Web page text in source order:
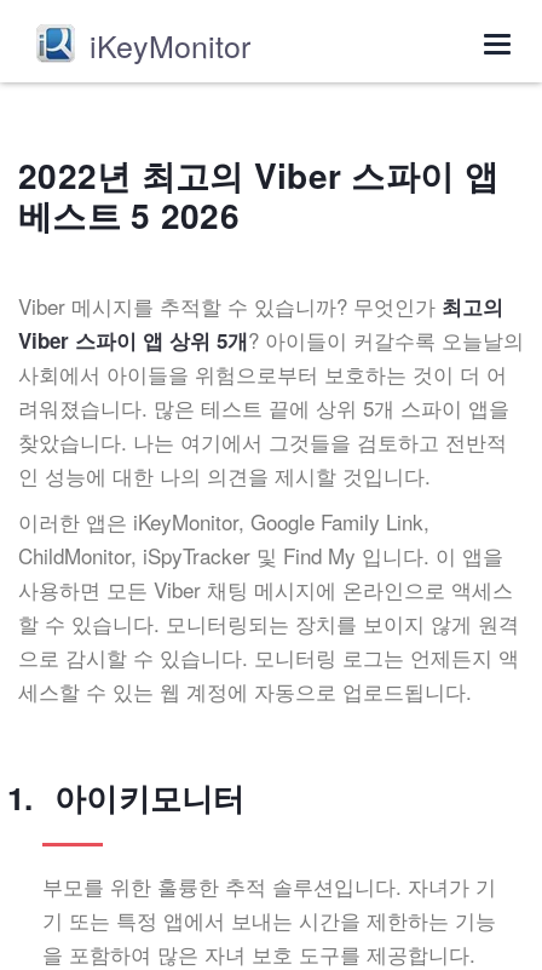
iKeyMonitor
2022년 최고의 Viber 스파이 앱
베스트 5 2026
Viber 메시지를 추적할 수 있습니까? 무엇인가 최고의
Viber 스파이 앱 상위 5개? 아이들이 커갈수록 오늘날의
사회에서 아이들을 위험으로부터 보호하는 것이 더 어
려워졌습니다. 많은 테스트 끝에 상위 5개 스파이 앱을
찾았습니다. 나는 여기에서 그것들을 검토하고 전반적
인 성능에 대한 나의 의견을 제시할 것입니다.
이러한 앱은 iKeyMonitor, Google Family Link,
ChildMonitor, iSpyTracker 및 Find My 입니다. 이 앱을
사용하면 모든 Viber 채팅 메시지에 온라인으로 액세스
할 수 있습니다. 모니터링되는 장치를 보이지 않게 원격
으로 감시할 수 있습니다. 모니터링 로그는 언제든지 액
세스할 수 있는 웹 계정에 자동으로 업로드됩니다.
아이키모니터
부모를 위한 훌륭한 추적 솔루션입니다. 자녀가 기
기 또는 특정 앱에서 보내는 시간을 제한하는 기능
을 포함하여 많은 자녀 보호 도구를 제공합니다.